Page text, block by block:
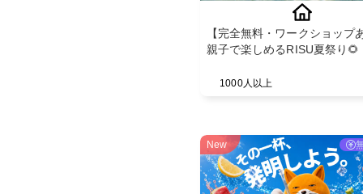
【完全無料・ワークショップ
親子で楽しめるRISU夏祭り🌻
1000人以上
New